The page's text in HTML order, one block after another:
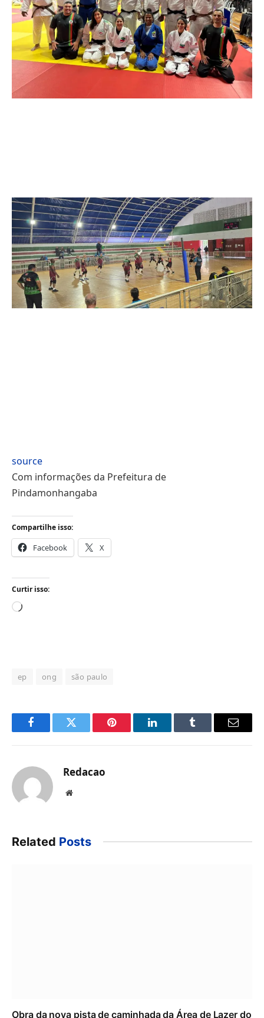
source
Com informações da Prefeitura de
Pindamonhangaba
Compartilhe isso:
Facebook X
Curtir isso:
Carregando...
ep ong são paulo
FacebookTwitter Pinterest LinkedInTumblr Email
Redacao
Website
Related Posts
Obra da nova pista de caminhada da Área de Lazer do